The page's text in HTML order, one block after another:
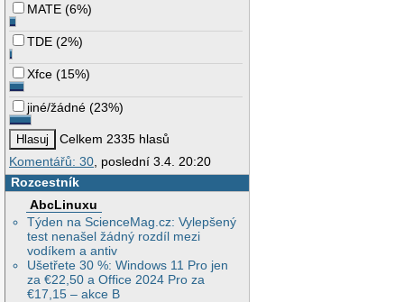
MATE (6%)
TDE (2%)
Xfce (15%)
jiné/žádné (23%)
Celkem 2335 hlasů
Komentářů: 30, poslední 3.4. 20:20
Rozcestník
AbcLinuxu
Týden na ScienceMag.cz: Vylepšený
test nenašel žádný rozdíl mezi
vodíkem a antiv
Ušetřete 30 %: Windows 11 Pro jen
za €22,50 a Office 2024 Pro za
€17,15 – akce B